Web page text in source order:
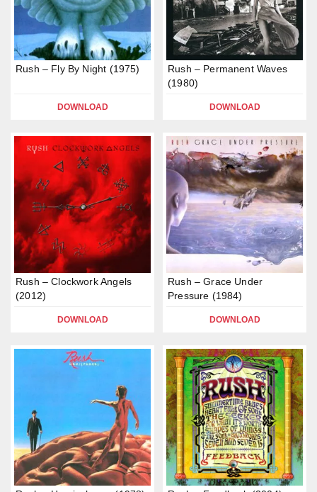
Rush – Fly By Night (1975)
DOWNLOAD
Rush – Permanent Waves
(1980)
DOWNLOAD
Rush – Clockwork Angels
(2012)
DOWNLOAD
Rush – Grace Under
Pressure (1984)
DOWNLOAD